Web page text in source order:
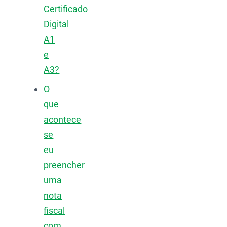
Certificado
Digital
A1
e
A3?
O
que
acontece
se
eu
preencher
uma
nota
fiscal